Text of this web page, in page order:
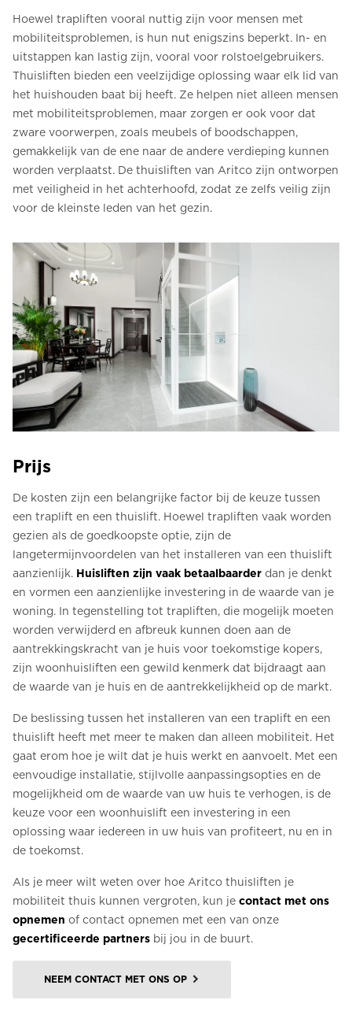
Hoewel trapliften vooral nuttig zijn voor mensen met
mobiliteitsproblemen, is hun nut enigszins beperkt. In- en
uitstappen kan lastig zijn, vooral voor rolstoelgebruikers.
Thuisliften bieden een veelzijdige oplossing waar elk lid van
het huishouden baat bij heeft. Ze helpen niet alleen mensen
met mobiliteitsproblemen, maar zorgen er ook voor dat
zware voorwerpen, zoals meubels of boodschappen,
gemakkelijk van de ene naar de andere verdieping kunnen
worden verplaatst. De thuisliften van Aritco zijn ontworpen
met veiligheid in het achterhoofd, zodat ze zelfs veilig zijn
voor de kleinste leden van het gezin.
Prijs
De kosten zijn een belangrijke factor bij de keuze tussen
een traplift en een thuislift. Hoewel trapliften vaak worden
gezien als de goedkoopste optie, zijn de
langetermijnvoordelen van het installeren van een thuislift
aanzienlijk. Huisliften zijn vaak betaalbaarder dan je denkt
en vormen een aanzienlijke investering in de waarde van je
woning. In tegenstelling tot trapliften, die mogelijk moeten
worden verwijderd en afbreuk kunnen doen aan de
aantrekkingskracht van je huis voor toekomstige kopers,
zijn woonhuisliften een gewild kenmerk dat bijdraagt aan
de waarde van je huis en de aantrekkelijkheid op de markt.
De beslissing tussen het installeren van een traplift en een
thuislift heeft met meer te maken dan alleen mobiliteit. Het
gaat erom hoe je wilt dat je huis werkt en aanvoelt. Met een
eenvoudige installatie, stijlvolle aanpassingsopties en de
mogelijkheid om de waarde van uw huis te verhogen, is de
keuze voor een woonhuislift een investering in een
oplossing waar iedereen in uw huis van profiteert, nu en in
de toekomst.
Als je meer wilt weten over hoe Aritco thuisliften je
mobiliteit thuis kunnen vergroten, kun je contact met ons
opnemen of contact opnemen met een van onze
gecertificeerde partners bij jou in de buurt.
NEEM CONTACT MET ONS OP